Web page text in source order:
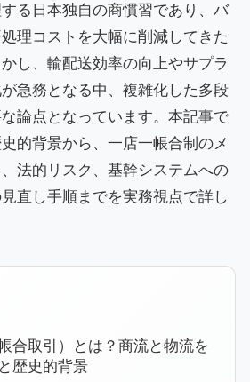
る日本独自の商慣習であり、バ
理コストを大幅に削減してきた
し、輸配送効率の向上やサプラ
急務となる中、複雑化した多段
論点となっています。本記事で
的背景から、一店一帳合制のメ
法的リスク、基幹システムへの
直し手順までを実務視点で詳し
合取引）とは？商流と物流を
歴史的背景